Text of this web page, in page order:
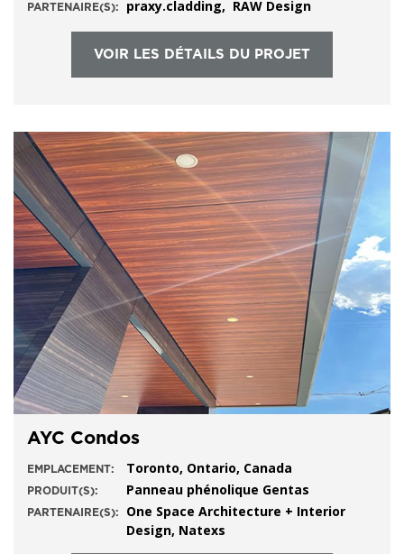
PARTENAIRE(S): praxy.cladding, RAW Design
VOIR LES DÉTAILS DU PROJET
AYC Condos
EMPLACEMENT: Toronto, Ontario, Canada
PRODUIT(S): Panneau phénolique Gentas
PARTENAIRE(S):
One Space Architecture + Interior
Design, Natexs